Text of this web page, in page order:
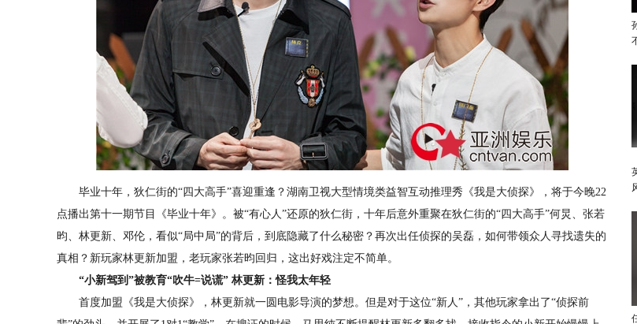
毕业十年，狄仁街的“四大高手”喜迎重逢？湖南卫视大型情境类益智互动推理秀《我是大侦探》，将于今晚22
点播出第十一期节目《毕业十年》。被“有心人”还原的狄仁街，十年后意外重聚在狄仁街的“四大高手”何炅、张若
昀、林更新、邓伦，看似“局中局”的背后，到底隐藏了什么秘密？再次出任侦探的吴磊，如何带领众人寻找遗失的
真相？新玩家林更新加盟，老玩家张若昀回归，这出好戏注定不简单。
“小新驾到”被教育“吹牛=说谎” 林更新：怪我太年轻
首度加盟《我是大侦探》，林更新就一圆电影导演的梦想。但是对于这位“新人”，其他玩家拿出了“侦探前